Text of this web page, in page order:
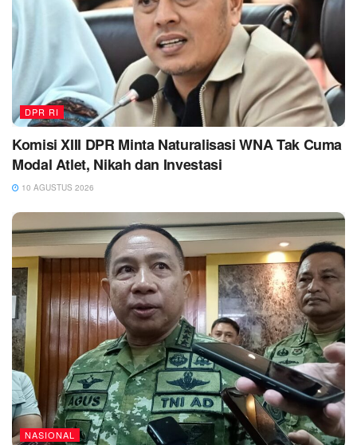
DPR RI
Komisi XIII DPR Minta Naturalisasi WNA Tak Cuma
Modal Atlet, Nikah dan Investasi
10 AGUSTUS 2026
NASIONAL